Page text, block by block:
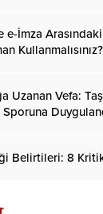
e-İmza
Kullanmalısınız?
Uzanan Vefa:
Sporuna
Belirtileri: 8